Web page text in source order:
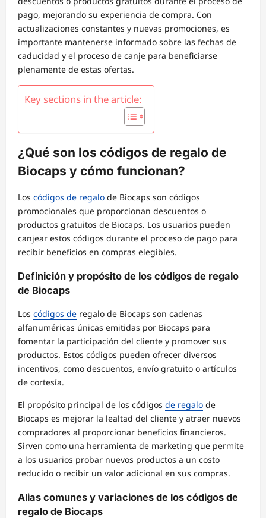
pago, mejorando su experiencia de compra. Con
actualizaciones constantes y nuevas promociones, es
importante mantenerse informado sobre las fechas de
caducidad y el proceso de canje para beneficiarse
plenamente de estas ofertas.
Key sections in the article:
¿Qué son los códigos de regalo de
Biocaps y cómo funcionan?
Los códigos de regalo de Biocaps son códigos
promocionales que proporcionan descuentos o
productos gratuitos de Biocaps. Los usuarios pueden
canjear estos códigos durante el proceso de pago para
recibir beneficios en compras elegibles.
Definición y propósito de los códigos de regalo
de Biocaps
Los códigos de regalo de Biocaps son cadenas
alfanuméricas únicas emitidas por Biocaps para
fomentar la participación del cliente y promover sus
productos. Estos códigos pueden ofrecer diversos
incentivos, como descuentos, envío gratuito o artículos
de cortesía.
El propósito principal de los códigos de regalo de
Biocaps es mejorar la lealtad del cliente y atraer nuevos
compradores al proporcionar beneficios financieros.
Sirven como una herramienta de marketing que permite
a los usuarios probar nuevos productos a un costo
reducido o recibir un valor adicional en sus compras.
Alias comunes y variaciones de los códigos de
regalo de Biocaps